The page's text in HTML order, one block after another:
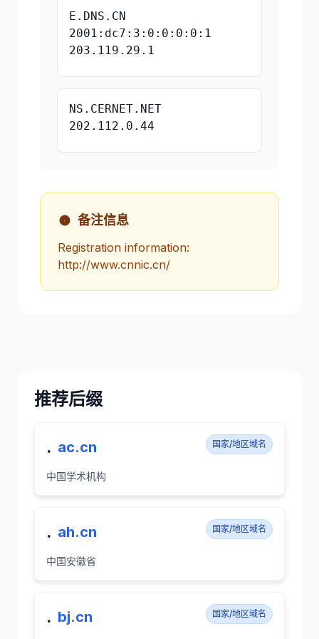
E.DNS.CN
2001:dc7:3:0:0:0:0:1
203.119.29.1
NS.CERNET.NET
202.112.0.44
备注信息
Registration information:
http://www.cnnic.cn/
推荐后缀
. ac.cn 国家/地区域名
中国学术机构
. ah.cn 国家/地区域名
中国安徽省
. bj.cn 国家/地区域名